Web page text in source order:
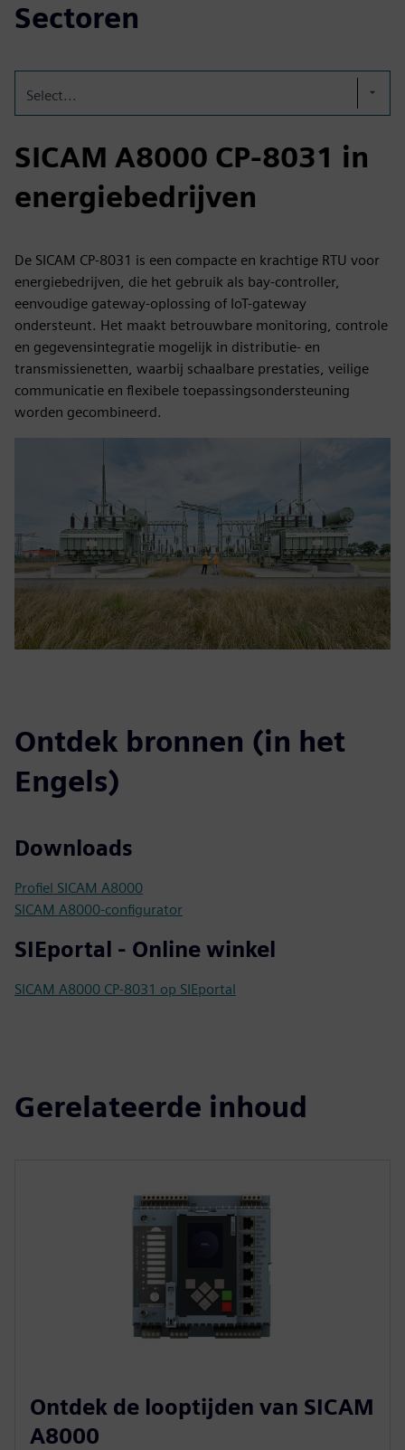
Sectoren
Select...
SICAM A8000 CP-8031 in
energiebedrijven
De SICAM CP‑8031 is een compacte en krachtige RTU voor
energiebedrijven, die het gebruik als bay-controller,
eenvoudige gateway-oplossing of IoT-gateway
ondersteunt. Het maakt betrouwbare monitoring, controle
en gegevensintegratie mogelijk in distributie- en
transmissienetten, waarbij schaalbare prestaties, veilige
communicatie en flexibele toepassingsondersteuning
worden gecombineerd.
Ontdek bronnen (in het
Engels)
Downloads
Profiel SICAM A8000
SICAM A8000-configurator
SIEportal - Online winkel
SICAM A8000 CP-8031 op SIEportal
Gerelateerde inhoud
Ontdek de looptijden van SICAM
A8000